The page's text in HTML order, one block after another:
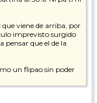
viene de arriba, por
imprevisto surgido
pensar que el de la
un flipao sin poder